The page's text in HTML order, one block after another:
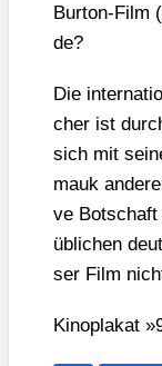
Bur­ton-Film
de?
Die
cher ist
sich mit
mauk
ve
übli­chen
ser Film
Kino­pla­kat